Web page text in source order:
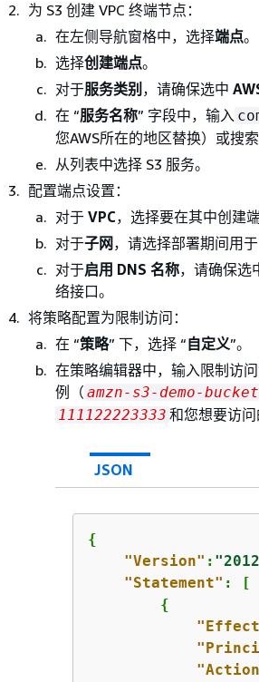
为 S3 创建 VPC 终端节点：
在左侧导航窗格中，选择端点。
选择创建端点。
对于服务类别 ，请确保选中
在 “服务名称” 字段中，输入
您AWS所在的地区替换）或搜索
从列表中选择 S3 服务。
配置端点设置：
对于 VPC，选择要在其中创建端
对于子网 ，请选择部署期间用
对于启用 DNS 名称，请确保选
络接口。
将策略配置为限制访问：
在 “策略” 下，选择 “自定义”。
在策略编辑器中，输入限制访
例（ amzn-s3-demo-bucket
111122223333 和您想要访问
JSON
{
"Version" :
"Statement" : [
{